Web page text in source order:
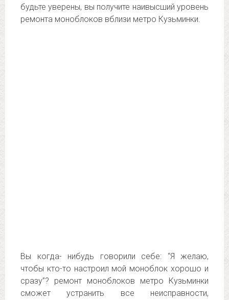
будьте уверены, вы получите наивысший уровень
ремонта моноблоков вблизи метро Кузьминки.
Вы когда- нибудь говорили себе: “Я желаю,
чтобы кто-то настроил мой моноблок хорошо и
сразу”? ремонт моноблоков метро Кузьминки
сможет устранить все неисправности,